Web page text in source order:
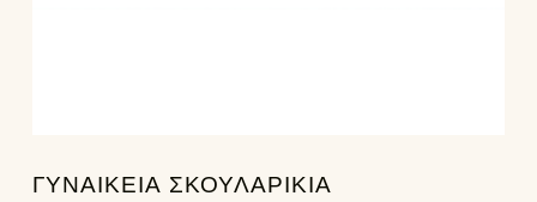
ΓΥΝΑΙΚΕΊΑ ΣΚΟΥΛΑΡΊΚΙΑ